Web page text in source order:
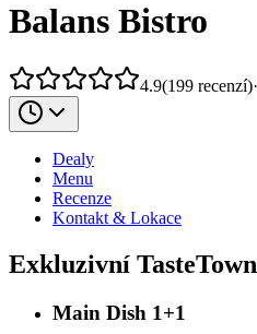
Balans Bistro
4.9(199 recenzí)·
Dealy
Menu
Recenze
Kontakt & Lokace
Exkluzivní
Main Dish 1+1